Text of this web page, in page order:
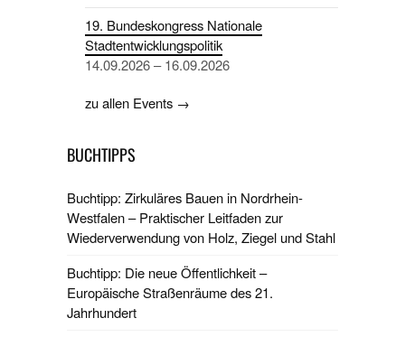
19. Bundeskongress Nationale
Stadtentwicklungspolitik
14.09.2026 – 16.09.2026
zu allen Events →
BUCHTIPPS
Buchtipp: Zirkuläres Bauen in Nordrhein-
Westfalen – Praktischer Leitfaden zur
Wiederverwendung von Holz, Ziegel und Stahl
Buchtipp: Die neue Öffentlichkeit –
Europäische Straßenräume des 21.
Jahrhundert